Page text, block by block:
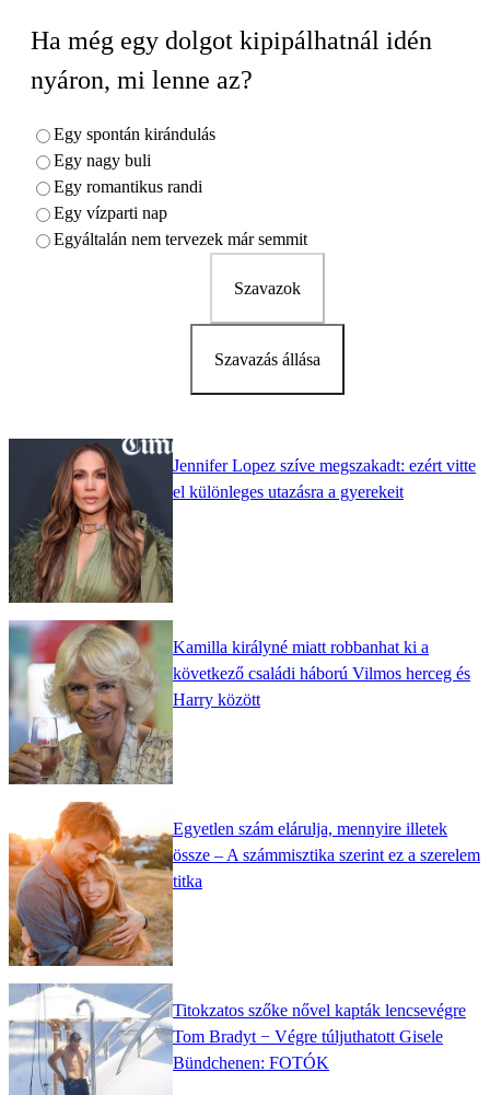
Ha még egy dolgot kipipálhatnál idén
nyáron, mi lenne az?
Egy spontán kirándulás
Egy nagy buli
Egy romantikus randi
Egy vízparti nap
Egyáltalán nem tervezek már semmit
Szavazok
Szavazás állása
Jennifer Lopez szíve megszakadt: ezért vitte
el különleges utazásra a gyerekeit
Kamilla királyné miatt robbanhat ki a
következő családi háború Vilmos herceg és
Harry között
Egyetlen szám elárulja, mennyire illetek
össze – A számmisztika szerint ez a szerelem
titka
Titokzatos szőke nővel kapták lencsevégre
Tom Bradyt − Végre túljuthatott Gisele
Bündchenen: FOTÓK